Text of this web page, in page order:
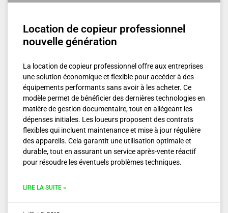
Location de copieur professionnel
nouvelle génération
La location de copieur professionnel offre aux entreprises
une solution économique et flexible pour accéder à des
équipements performants sans avoir à les acheter. Ce
modèle permet de bénéficier des dernières technologies en
matière de gestion documentaire, tout en allégeant les
dépenses initiales. Les loueurs proposent des contrats
flexibles qui incluent maintenance et mise à jour régulière
des appareils. Cela garantit une utilisation optimale et
durable, tout en assurant un service après-vente réactif
pour résoudre les éventuels problèmes techniques.
LIRE LA SUITE »